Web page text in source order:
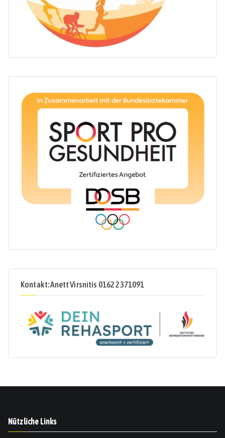
Kontakt: Anett Virsnitis 0162 2371091
Nützliche Links